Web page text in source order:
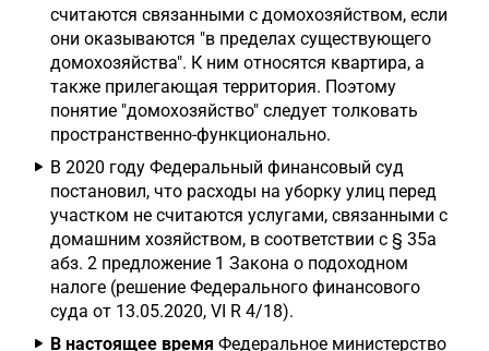
считаются связанными с домохозяйством, если
они оказываются "в пределах существующего
домохозяйства". К ним относятся квартира, а
также прилегающая территория. Поэтому
понятие "домохозяйство" следует толковать
пространственно-функционально.
В 2020 году Федеральный финансовый суд
постановил, что расходы на уборку улиц перед
участком не считаются услугами, связанными с
домашним хозяйством, в соответствии с § 35a
абз. 2 предложение 1 Закона о подоходном
налоге (решение Федерального финансового
суда от 13.05.2020, VI R 4/18).
В настоящее время Федеральное министерство